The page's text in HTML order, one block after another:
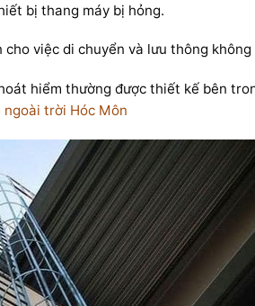
bị thang máy bị hỏng.
việc di chuyển và lưu thông không
hiểm thường được thiết kế bên
trời Hóc Môn